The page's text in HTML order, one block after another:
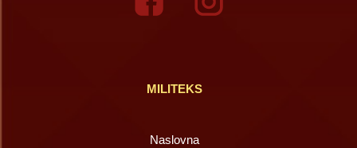
MILITEKS
Naslovna